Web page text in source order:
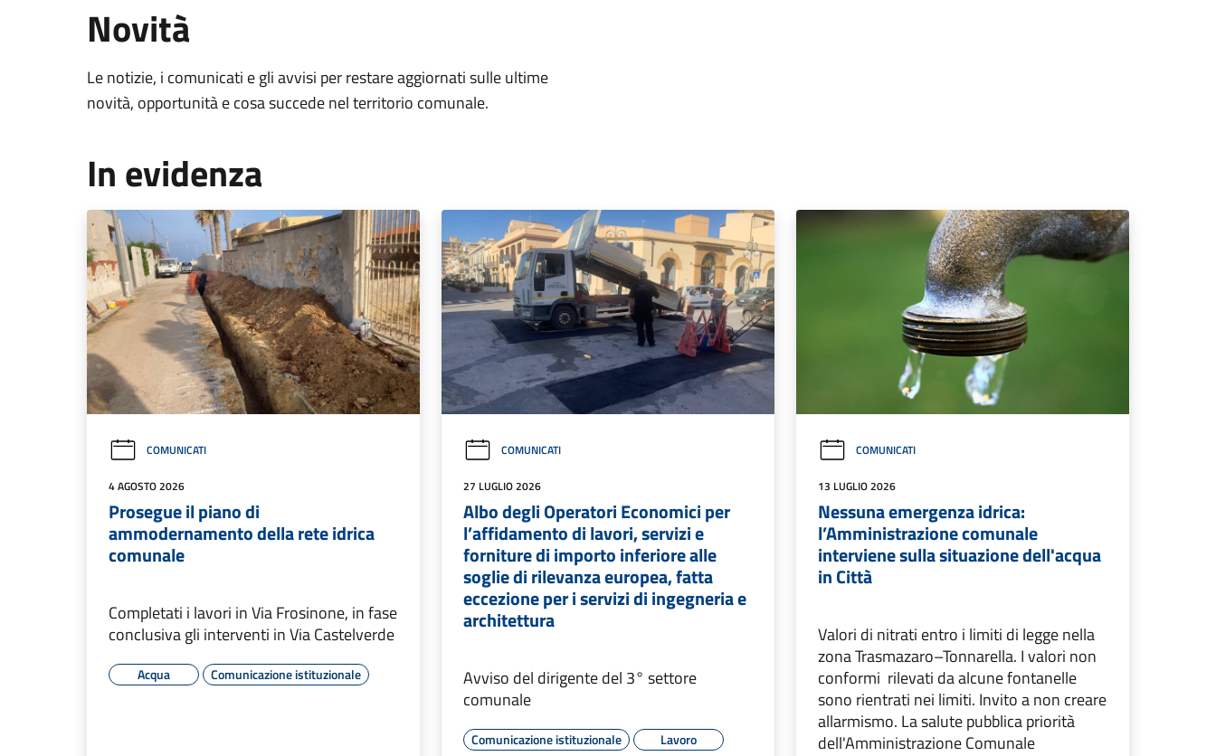
Novità
Le notizie, i comunicati e gli avvisi per restare aggiornati sulle ultime
novità, opportunità e cosa succede nel territorio comunale.
In evidenza
COMUNICATI
4 AGOSTO 2026
Prosegue il piano di
ammodernamento della rete idrica
comunale
Completati i lavori in Via Frosinone, in fase
conclusiva gli interventi in Via Castelverde
Acqua Comunicazione istituzionale
COMUNICATI
27 LUGLIO 2026
Albo degli Operatori Economici per
l’affidamento di lavori, servizi e
forniture di importo inferiore alle
soglie di rilevanza europea, fatta
eccezione per i servizi di ingegneria e
architettura
Avviso del dirigente del 3° settore
comunale
Comunicazione istituzionale Lavoro
COMUNICATI
13 LUGLIO 2026
Nessuna emergenza idrica:
l’Amministrazione comunale
interviene sulla situazione dell'acqua
in Città
Valori di nitrati entro i limiti di legge nella
zona Trasmazaro–Tonnarella. I valori non
conformi rilevati da alcune fontanelle
sono rientrati nei limiti. Invito a non creare
allarmismo. La salute pubblica priorità
dell'Amministrazione Comunale